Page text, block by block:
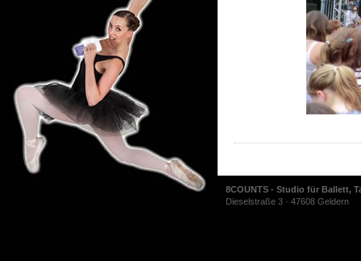
8COUNTS - Studio für Ballett,
Dieselstraße 3 · 47608 Geldern